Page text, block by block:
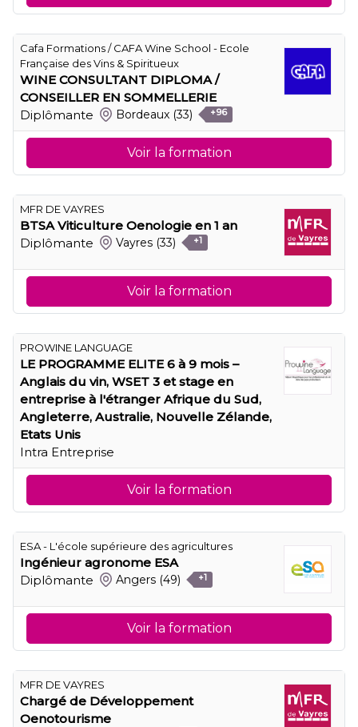
Cafa Formations / CAFA Wine School - Ecole
Française des Vins & Spiritueux
WINE CONSULTANT DIPLOMA /
CONSEILLER EN SOMMELLERIE
Diplômante
Bordeaux (33) +96
Voir la formation
MFR DE VAYRES
BTSA Viticulture Oenologie en 1 an
Diplômante
Vayres (33) +1
Voir la formation
PROWINE LANGUAGE
LE PROGRAMME ELITE 6 à 9 mois –
Anglais du vin, WSET 3 et stage en
entreprise à l'étranger Afrique du Sud,
Angleterre, Australie, Nouvelle Zélande,
Etats Unis
Intra Entreprise
Voir la formation
ESA - L'école supérieure des agricultures
Ingénieur agronome ESA
Diplômante
Angers (49) +1
Voir la formation
MFR DE VAYRES
Chargé de Développement
Oenotourisme